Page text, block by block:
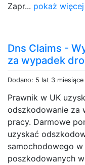
Zapr... pokaż
Dns Claims -
za wypadek
Dodano: 5 lat 3 miesiące
Prawnik w UK
odszkodowanie za
pracy. Darmowe
uzyskać
samochodowego w
poszkodowanych